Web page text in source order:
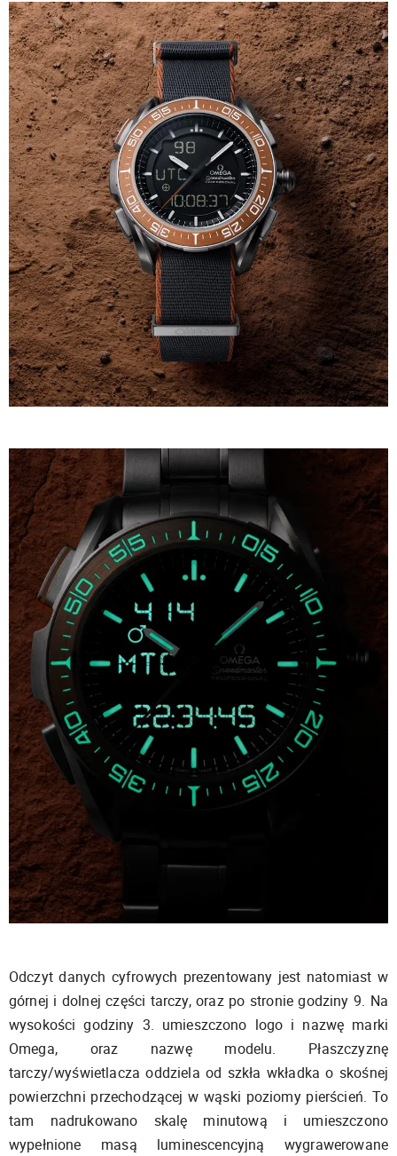
Odczyt danych cyfrowych prezentowany jest natomiast w
górnej i dolnej części tarczy, oraz po stronie godziny 9. Na
wysokości godziny 3. umieszczono logo i nazwę marki
Omega, oraz nazwę modelu. Płaszczyznę
tarczy/wyświetlacza oddziela od szkła wkładka o skośnej
powierzchni przechodzącej w wąski poziomy pierścień. To
tam nadrukowano skalę minutową i umieszczono
wypełnione masą luminescencyjną wygrawerowane